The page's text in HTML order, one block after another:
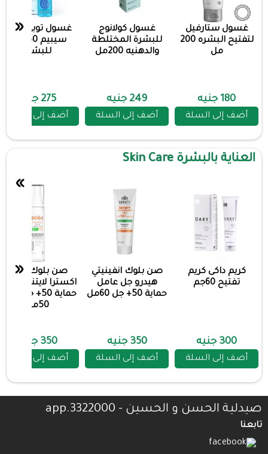
غسول ستارفيل
لتفتيح البشره 200
مل
180 جنيه
أضف إلى السلة
غسول كولانوج
للبشرة المختلطة
والدهنيه 200مل
249 جنيه
أضف إلى السلة
غسول توبي جينت
للبشره
275 جنيه
أضف إلى السلة
«
العناية بالبشرة Skin Care
كريم داكى كريم
تفتيح 60جم
300 جنيه
أضف إلى السلة
صن بلوك انفينيتي
هيدرو جل عامل
حماية 50+ جل 60مل
350 جنيه
أضف إلى السلة
صن بلوك بوباى
اكسترا لايتنتج
حماية 50+ جل
50مل
350 جنيه
أضف إلى السلة
»
«
صيدلية الحسن و الحسين - 3322000.app
تابعنا